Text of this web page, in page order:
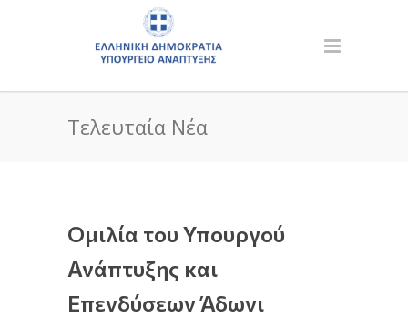
Τελευταία Νέα
Ομιλία του Υπουργού
Ανάπτυξης και
Επενδύσεων Άδωνι